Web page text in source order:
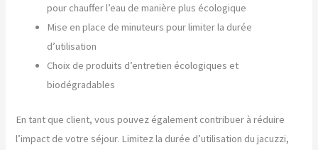
pour chauffer l’eau de manière plus écologique
Mise en place de minuteurs pour limiter la durée
d’utilisation
Choix de produits d’entretien écologiques et
biodégradables
En tant que client, vous pouvez également contribuer à réduire
l’impact de votre séjour. Limitez la durée d’utilisation du jacuzzi,